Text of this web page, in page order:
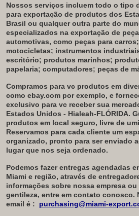
Nossos serviços incluem todo o tipo
para exportação de produtos dos
Brasil ou qualquer outra parte do
especializados na exportação de
automotivas, como peças para
motocicletas; instrumentos
escritório; produtos marinhos;
papelaria; computadores; peças de
Compramos para vc produtos em
como ebay.com por exemplo, e
exclusivo para vc receber sua
Estados Unidos - Hialeah-FLÓRIDA.
produtos em local seguro, livre de
Reservamos para cada cliente um
organizado, pronto para ser enviado
lugar que nos seja ordenado.
Podemos fazer entregas agendadas
Miami e região, através de
informações sobre nossa empresa
gentileza, entre em contato conosco.
email é :
purchasing@miami-